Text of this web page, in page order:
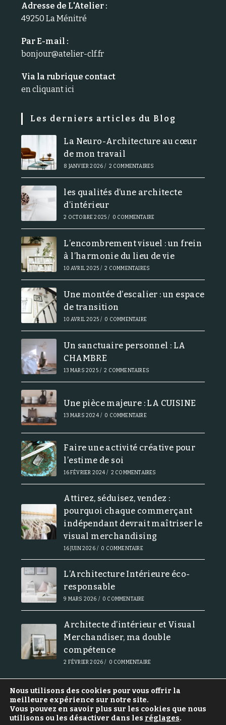
Adresse de L'Atelier :
49250 La Ménitré
Par E-mail :
bonjour@atelier-clf.fr
Via la rubrique contact
en cliquant ici
Les derniers articles du Blog
La Neuro-Architecture au cœur
de mon travail
8 JANVIER 2026 / 2 COMMENTAIRES
les qualités d’une architecte
d’intérieur
2 OCTOBRE 2025 / 0 COMMENTAIRE
L’encombrement visuel : un frein
à l’harmonie du lieu de vie
10 AVRIL 2025 / 2 COMMENTAIRES
Une montée d’escalier : un espace
de transition
10 AVRIL 2025 / 0 COMMENTAIRE
Un sanctuaire personnel : LA
CHAMBRE
13 MARS 2025 / 2 COMMENTAIRES
Une pièce majeure : LA CUISINE
13 MARS 2024 / 0 COMMENTAIRE
Faire une activité créative pour
l’estime de soi
16 FÉVRIER 2024 / 2 COMMENTAIRES
Attirez, séduisez, vendez :
pourquoi chaque commerçant
indépendant devrait maîtriser le
visual merchandising
16 JUIN 2026 / 0 COMMENTAIRE
L’Architecture Intérieure éco-
responsable
9 MARS 2026 / 0 COMMENTAIRE
Architecte d’intérieur et Visual
Merchandiser, ma double
compétence
2 FÉVRIER 2026 / 0 COMMENTAIRE
Politique de confidentialité
Mentions Légales et Conditions Générales de Vente
Nous utilisons des cookies pour vous offrir la
meilleure expérience sur notre site.
Vous pouvez en savoir plus sur les cookies que nous
utilisons ou les désactiver dans les réglages.